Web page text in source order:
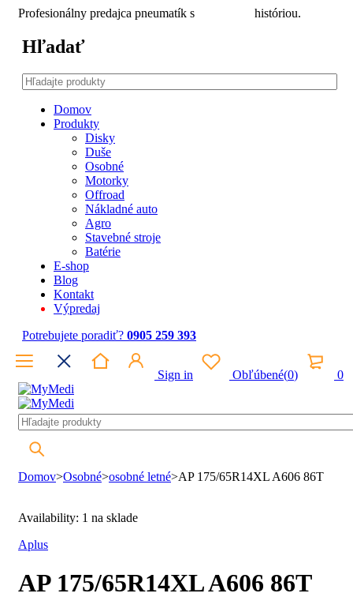
Profesionálny predajca pneumatík s históriou.
Hľadať
Domov
Produkty
Disky
Duše
Osobné
Motorky
Offroad
Nákladné auto
Agro
Stavebné stroje
Batérie
E-shop
Blog
Kontakt
Výpredaj
Potrebujete poradiť? 0905 259 393
Sign in Obľúbené(0) 0
Domov>Osobné>osobné letné>AP 175/65R14XL A606 86T
Availability: 1 na sklade
Aplus
AP 175/65R14XL A606 86T